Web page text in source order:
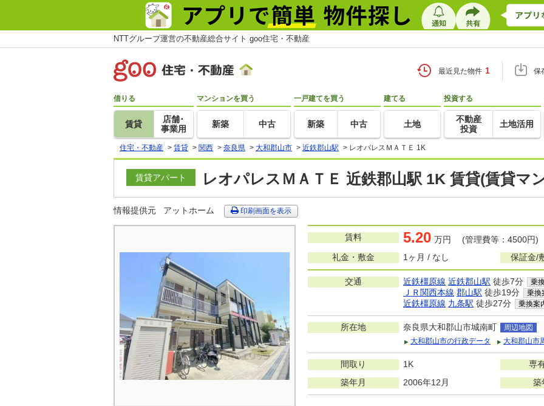
NTTグループ運営の不動産総合サイト goo住宅・不動産
最近見た物件 1 保
借りる
賃貸
店舗･
事業用
マンションを買う
新築 中古
一戸建てを買う
新築 中古
建てる
土地
投資する
不動産
投資
土地活用
住宅・不動産 > 賃貸 > 関西 > 奈良県 > 大和郡山市 > 近鉄郡山駅 > レオパレスＭＡＴＥ 1K
賃貸アパート レオパレスＭＡＴＥ 近鉄郡山駅 1K 賃貸(賃貸マ
情報提供元 アットホーム 印刷画面を表示
賃料 5.20 万円 (管理費等：4500円)
礼金・敷金
1ヶ月 / なし 保証金/
交通 近鉄橿原線 近鉄郡山駅 徒歩7分 乗
ＪＲ関西本線 郡山駅 徒歩19分 乗換
近鉄橿原線 九条駅 徒歩27分 乗換案
所在地 奈良県大和郡山市城南町
周辺地図
大和郡山市の行政データ
大和郡山市
間取り 1K 専
築年月 2006年12月 築